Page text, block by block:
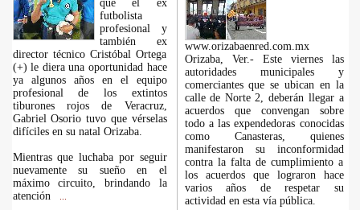
que el ex
futbolista
profesional y
también ex
director técnico Cristóbal Ortega
(+) le diera una oportunidad hace
ya algunos años en el equipo
profesional de los extintos
tiburones rojos de Veracruz,
Gabriel Osorio tuvo que vérselas
difíciles en su natal Orizaba.
Mientras que luchaba por seguir
nuevamente su sueño en el
máximo circuito, brindando la
atención
www.orizabaenred.com.mx
Orizaba, Ver.- Este viernes las
autoridades municipales y
comerciantes que se ubican en la
calle de Norte 2, deberán llegar a
acuerdos que convengan sobre
todo a las expendedoras conocidas
como Canasteras, quienes
manifestaron su inconformidad
contra la falta de cumplimiento a
los acuerdos que lograron hace
varios años de respetar su
actividad en esta vía pública.